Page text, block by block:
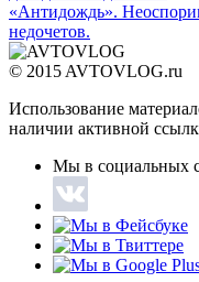
«Антидождь».
недочетов.
© 2015 AVTOVLOG.ru
Использование
наличии активной
Мы в социальных